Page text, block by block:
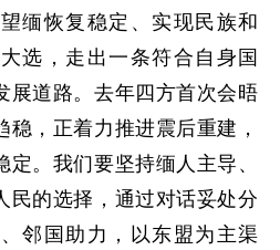
缅恢复稳定、实现民族和
选，走出一条符合自身国
展道路。去年四方首次会晤
稳，正着力推进震后重建，
。我们要坚持缅人主导、
民的选择，通过对话妥处分
邻国助力，以东盟为主渠